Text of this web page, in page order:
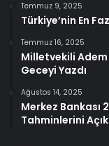
Temmuz 9, 2025
Türkiye’nin En
Temmuz 16, 2025
Milletvekili Adem
Geceyi Yazdı
Ağustos 14, 2025
Merkez Bankası
Tahminlerini